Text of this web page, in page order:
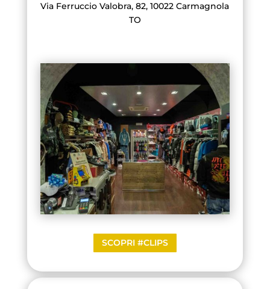
Via Ferruccio Valobra, 82, 10022 Carmagnola
TO
SCOPRI #CLIPS